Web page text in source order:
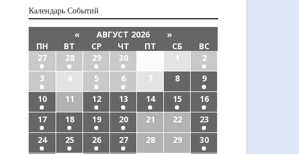
Календарь Cобытий
« АВГУСТ 2026
»
ПН
ВТ СР ЧТ ПТ СБ
ВС
27
28 29 30 1
2
3
4 5 6 7 8
9
10
11 12 13 14 15
16
17
18 19 20 21 22
23
24
25 26 27 28 29
30